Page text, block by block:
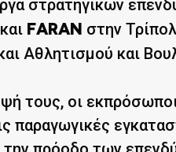
στρατηγικών
FARAN στην
Αθλητισμού και
τους, οι
παραγωγικές